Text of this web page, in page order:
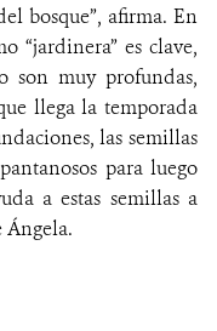
bosque”, afirma. En
“jardinera” es clave,
son muy profundas,
llega la temporada
las semillas
para luego
a estas semillas a
Ángela.